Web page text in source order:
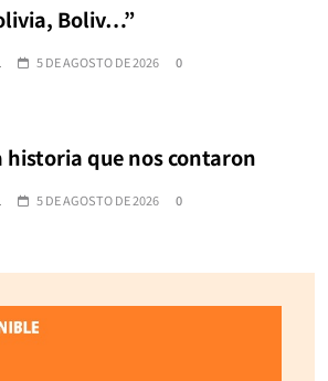
Boliv…”
5 DE AGOSTO DE 2026 0
historia que nos contaron
5 DE AGOSTO DE 2026 0